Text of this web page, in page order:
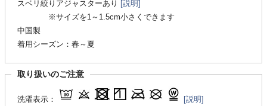
スベリ絞りアジャスターあり [説明]
※サイズを1～1.5cm小さくできます
中国製
着用シーズン：春～夏
取り扱いのご注意
洗濯表示：
[説明]